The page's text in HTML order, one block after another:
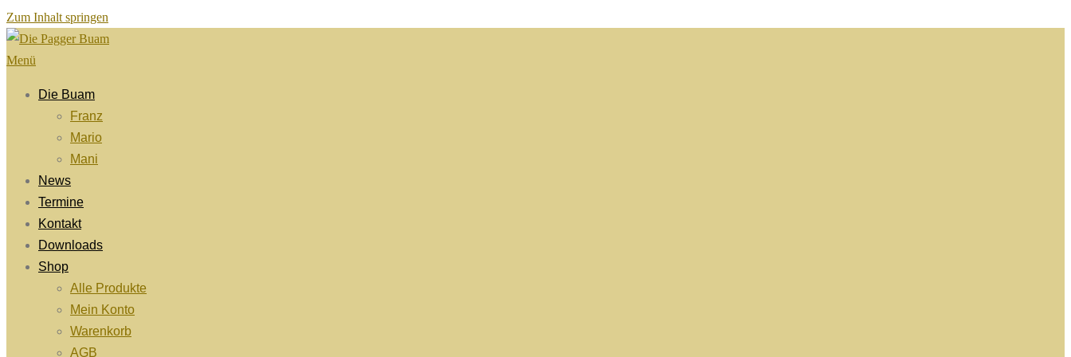
Zum Inhalt springen
Menü
Die Buam
Franz
Mario
Mani
News
Termine
Kontakt
Downloads
Shop
Alle Produkte
Mein Konto
Warenkorb
AGB